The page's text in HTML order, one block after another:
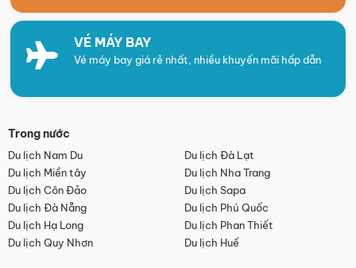
VÉ MÁY BAY
Vé máy bay giá rẻ nhất, nhiều khuyến mãi hấp dẫn
Trong nước
Du lịch Nam Du
Du lịch Đà Lạt
Du lịch Miền tây
Du lịch Nha Trang
Du lịch Côn Đảo
Du lịch Sapa
Du lịch Đà Nẵng
Du lịch Phú Quốc
Du lịch Hạ Long
Du lịch Phan Thiết
Du lịch Quy Nhơn
Du lịch Huế